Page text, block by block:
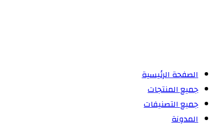
الصفحة الرئيسية
جميع المنتجات
جميع التصنيفات
المدونة